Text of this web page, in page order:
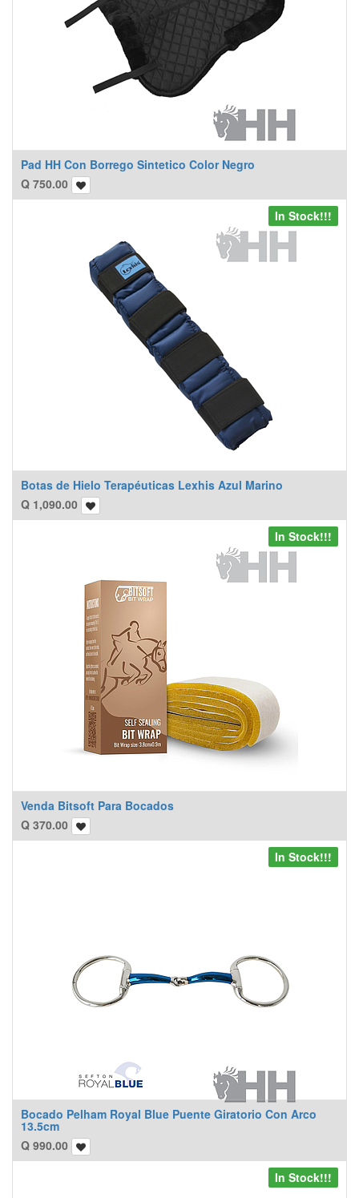
Pad HH Con Borrego Sintetico Color Negro
Q 750.00
Botas de Hielo Terapéuticas Lexhis Azul Marino
Q 1,090.00
In Stock!!!
Venda Bitsoft Para Bocados
Q 370.00
In Stock!!!
Bocado Pelham Royal Blue Puente Giratorio Con Arco
13.5cm
Q 990.00
In Stock!!!
In Stock!!!